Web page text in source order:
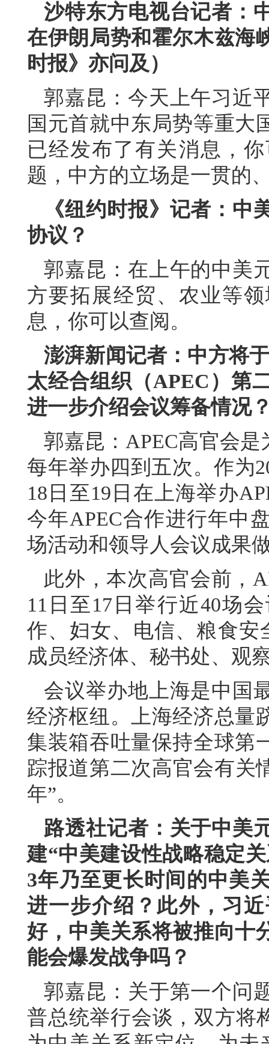
沙特东方电视台记者：
在伊朗局势和霍尔木兹海
时报》亦问及）
郭嘉昆：今天上午习近
国元首就中东局势等重大
已经发布了有关消息，
题，中方的立场是一贯的
《纽约时报》记者：中
协议？
郭嘉昆：在上午的中美
方要拓展经贸、农业等
息，你可以查阅。
澎湃新闻记者：中方将
太经合组织（APEC）第
进一步介绍会议筹备情况
郭嘉昆：APEC高官会
每年举办四到五次。作为
18日至19日在上海举办
今年APEC合作进行年中
场活动和领导人会议成果
此外，本次高官会前，
11日至17日举行近40场
作、妇女、电信、粮食安
成员经济体、秘书处、观
会议举办地上海是中国
经济枢纽。上海经济总量
集装箱吞吐量保持全球第
踪报道第二次高官会有关
年”。
路透社记者：关于中美
建“中美建设性战略稳定
3年乃至更长时间的中美
进一步介绍？此外，习
好，中美关系将被推向十
能会爆发战争吗？
郭嘉昆：关于第一个问
普总统举行会谈，双方将